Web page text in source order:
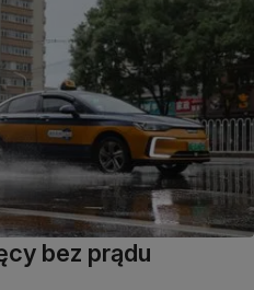
bez prądu